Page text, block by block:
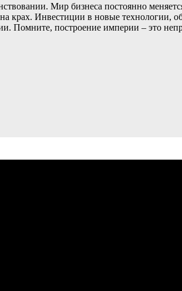
Мир бизнеса постоянно
крах. Инвестиции в новые технологии,
Помните, построение империи – это